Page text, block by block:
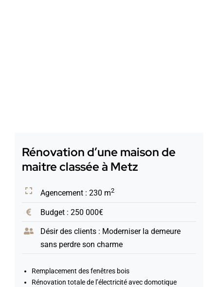
Rénovation d’une maison de
maitre classée à Metz
Agencement : 230 m2
Budget : 250 000€
Désir des clients : Moderniser la demeure
sans perdre son charme
Remplacement des fenêtres bois
Rénovation totale de l’électricité avec domotique